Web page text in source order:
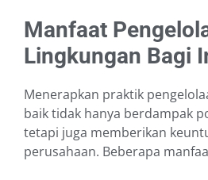
Manfaat
Lingkungan Bagi
Menerapkan praktik
baik tidak hanya berdampak
tetapi juga memberikan
perusahaan. Beberapa